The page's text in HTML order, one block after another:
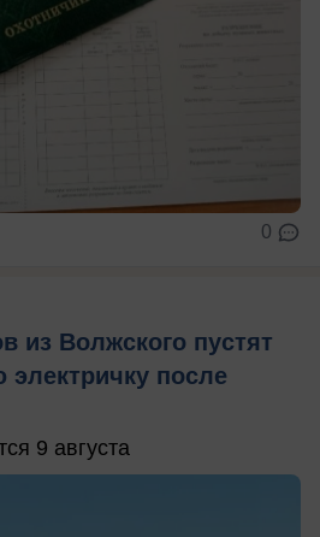
0
из Волжского пустят
после
9 августа